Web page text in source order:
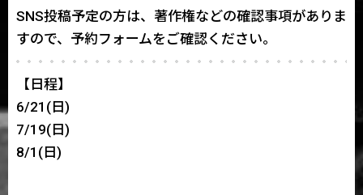
SNS投稿予定の方は、著作権などの確認事項がありま
すので、予約フォームをご確認ください。
【日程】
6/21(日)
7/19(日)
8/1(日)